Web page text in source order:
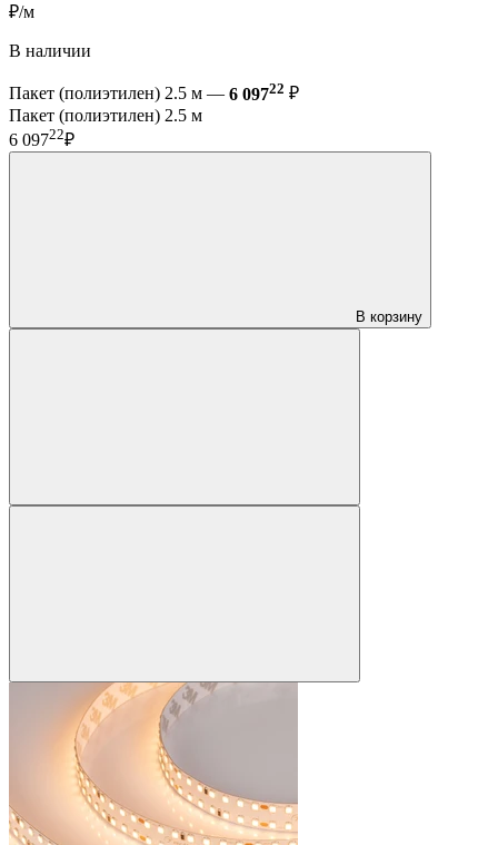
₽/м
В наличии
Пакет (полиэтилен) 2.5 м — 6 09722 ₽
Пакет (полиэтилен) 2.5 м
6 09722₽
В корзину